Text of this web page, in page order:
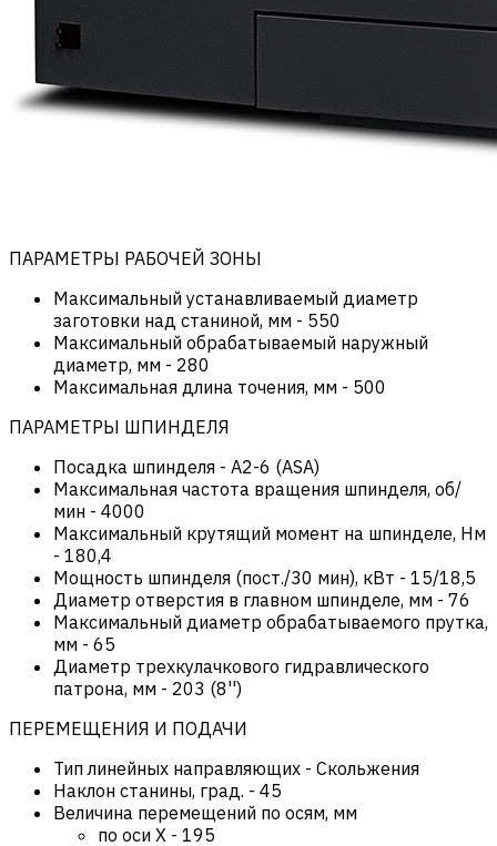
ПАРАМЕТРЫ РАБОЧЕЙ ЗОНЫ
Максимальный устанавливаемый диаметр
заготовки над станиной, мм - 550
Максимальный обрабатываемый наружный
диаметр, мм - 280
Максимальная длина точения, мм - 500
ПАРАМЕТРЫ ШПИНДЕЛЯ
Посадка шпинделя - А2-6 (ASA)
Максимальная частота вращения шпинделя, об/
мин - 4000
Максимальный крутящий момент на шпинделе, Нм
- 180,4
Мощность шпинделя (пост./30 мин), кВт - 15/18,5
Диаметр отверстия в главном шпинделе, мм - 76
Максимальный диаметр обрабатываемого прутка,
мм - 65
Диаметр трехкулачкового гидравлического
патрона, мм - 203 (8'')
ПЕРЕМЕЩЕНИЯ И ПОДАЧИ
Тип линейных направляющих - Скольжения
Наклон станины, град. - 45
Величина перемещений по осям, мм
по оси Х - 195